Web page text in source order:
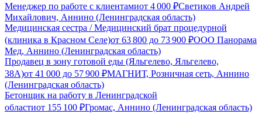
Менеджер по работе с клиентамиот 4 000 ₽Светиков Андрей
Михайлович, Аннино (Ленинградская область)
Медицинская сестра / Медицинский брат процедурной
(клиника в Красном Селе)от 63 800 до 73 900 ₽ООО Панорама
Мед, Аннино (Ленинградская область)
Продавец в зону готовой еды (Яльгелево, Яльгелево,
38А)от 41 000 до 57 900 ₽МАГНИТ, Розничная сеть, Аннино
(Ленинградская область)
Бетонщик на работу в Ленинградской
областиот 155 100 ₽Громас, Аннино (Ленинградская область)